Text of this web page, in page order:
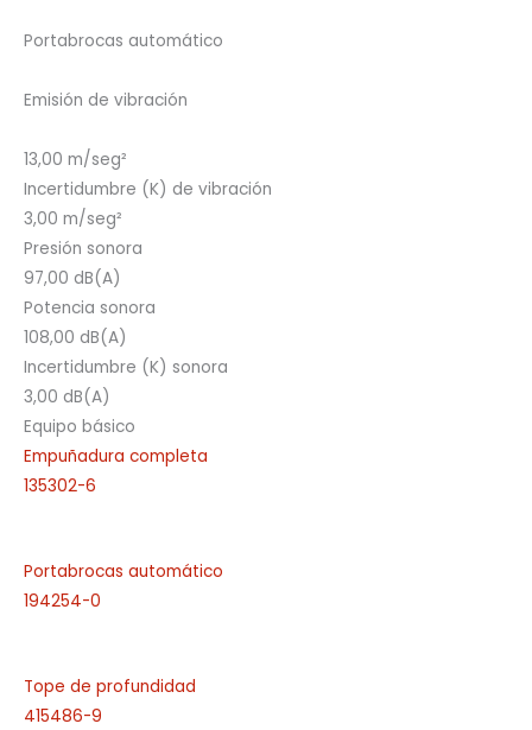
Portabrocas automático
Emisión de vibración
13,00 m/seg²
Incertidumbre (K) de vibración
3,00 m/seg²
Presión sonora
97,00 dB(A)
Potencia sonora
108,00 dB(A)
Incertidumbre (K) sonora
3,00 dB(A)
Equipo básico
Empuñadura completa
135302-6
Portabrocas automático
194254-0
Tope de profundidad
415486-9